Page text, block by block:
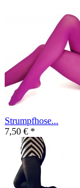
Strumpfhose...
7,50 € *